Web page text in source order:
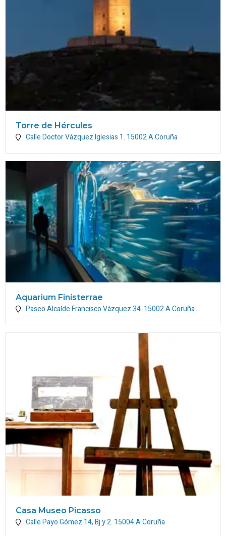
Torre de Hércules
Calle Doctor Vázquez Iglesias 1. 15002A Coruña
Aquarium Finisterrae
Paseo Alcalde Francisco Vázquez 34. 15002A Coruña
Casa Museo Picasso
Calle Payo Gómez 14, Bj y 2. 15004A Coruña